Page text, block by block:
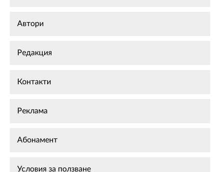
Автори
Редакция
Контакти
Реклама
Абонамент
Условия за ползване